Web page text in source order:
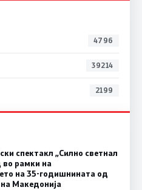
4796
39214
2199
спектакл „Силно светнал
во рамки на
на 35-годишнината од
Македонија